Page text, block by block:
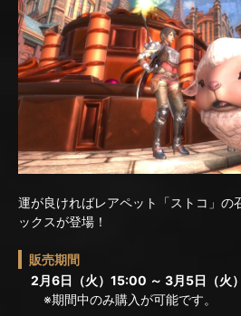
運が良ければレアペット「ストコ」の
ックスが登場！
販売期間
2月6日（火）15:00 ～ 3月5日（火
※期間中のみ購入が可能です。